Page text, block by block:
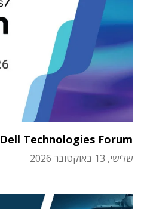
Dell Technologies Forum
שלישי, 13 באוקטובר 2026